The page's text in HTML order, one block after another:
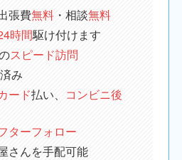
張費無料 ・相談無料
時間駆け付けます
スピード訪問
み
ード払い、 コンビニ後
ターフォロー
さんを手配可能